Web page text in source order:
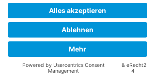
Erstellt vonSA-webdesign ©2025RettungsDienst